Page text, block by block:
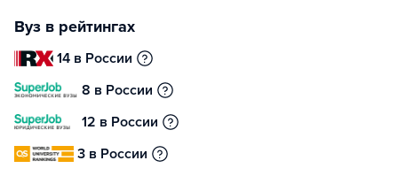
Вуз в рейтингах
14 в России
8 в России
12 в России
3 в России